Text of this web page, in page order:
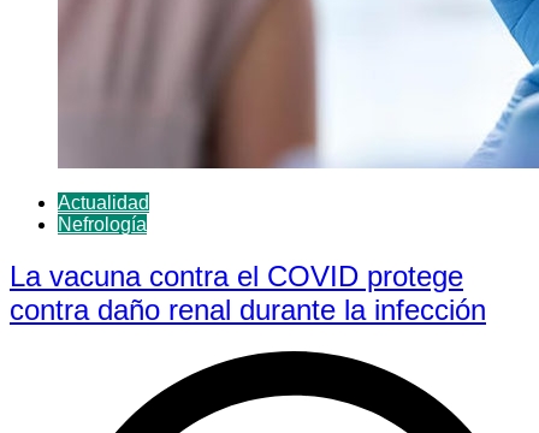
Actualidad
Nefrología
La vacuna contra el COVID protege
contra daño renal durante la infección